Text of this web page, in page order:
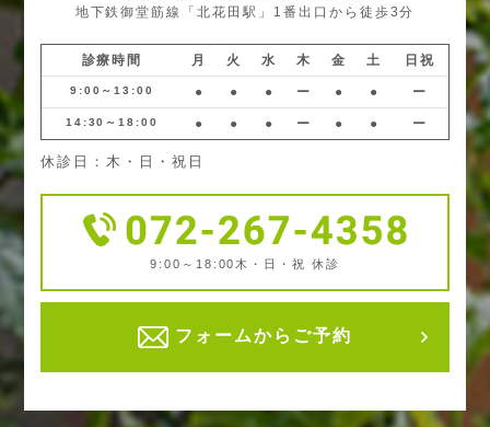
地下鉄御堂筋線「北花田駅」1番出口から徒歩3分
診療時間 月 火 水 木 金 土 日祝
9:00～13:00 ● ● ● ー ● ● ー
14:30～18:00 ● ● ● ー ● ● ー
休診日：木・日・祝日
9:00～18:00 木・日・祝 休診
フォームからご予約